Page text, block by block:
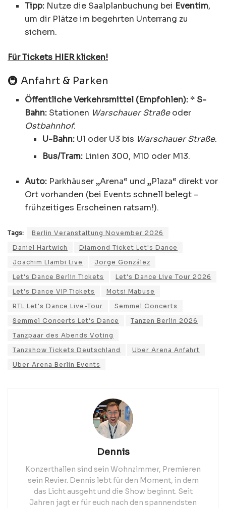
Tipp: Nutze die Saalplanbuchung bei Eventim,
um dir Plätze im begehrten Unterrang zu
sichern.
Für Tickets HIER klicken!
🚇 Anfahrt & Parken
Öffentliche Verkehrsmittel (Empfohlen):* S-
Bahn: Stationen Warschauer Straßeoder
Ostbahnhof.
U-Bahn:U1 oder U3 bis Warschauer Straße.
Bus/Tram:Linien 300, M10 oder M13.
Auto: Parkhäuser „Arena“ und „Plaza“ direkt vor
Ort vorhanden (bei Events schnell belegt –
frühzeitiges Erscheinen ratsam!).
Tags:
Berlin Veranstaltung November 2026
Daniel Hartwich
Diamond Ticket Let's Dance
Joachim Llambi Live
Jorge González
Let's Dance Berlin Tickets
Let's Dance Live Tour 2026
Let's Dance VIP Tickets
Motsi Mabuse
RTL Let's Dance Live-Tour
Semmel Concerts
Semmel Concerts Let's Dance
Tanzen Berlin 2026
Tanzpaar des Abends Voting
Tanzshow Tickets Deutschland
Uber Arena Anfahrt
Uber Arena Berlin Events
Dennis
Konzerthallen sind sein Wohnzimmer, Premieren
sein Revier. Dennis lebt für den Moment, in dem
das Licht ausgeht und die Show beginnt. Seit
Jahren jagt er für euch nach den spannendsten